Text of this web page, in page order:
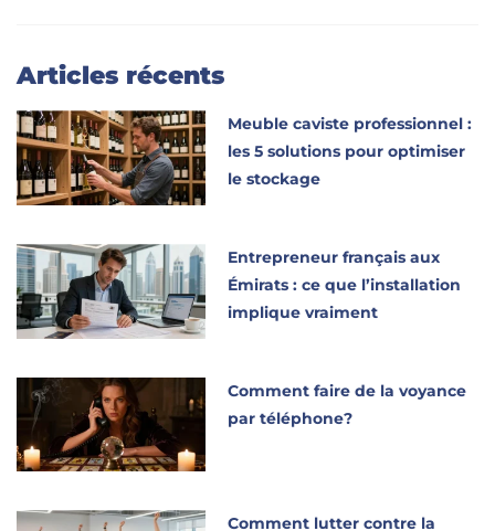
Articles récents
Meuble caviste professionnel :
les 5 solutions pour optimiser
le stockage
Entrepreneur français aux
Émirats : ce que l’installation
implique vraiment
Comment faire de la voyance
par téléphone?
Comment lutter contre la